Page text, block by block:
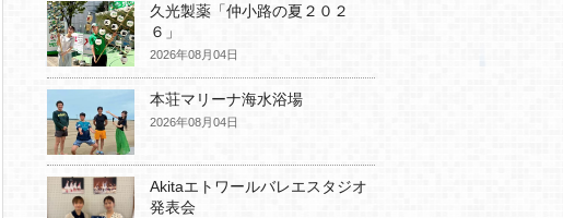
久光製薬「仲小路の夏２０２
６」
2026年08月04日
本荘マリーナ海水浴場
2026年08月04日
Akitaエトワールバレエスタジオ
発表会